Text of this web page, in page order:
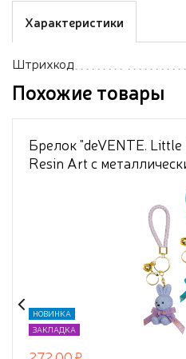
Характеристики
Штрихкод
Похожие товары
Брелок "deVENTE. Little
Resin Art с
карабином и шнурком
форме зайчика, ассорти
НОВИНКА
ЗАКЛАДКА